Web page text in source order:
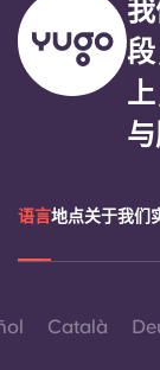
与
语言地点关于我们
Català